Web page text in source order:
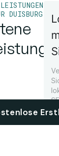
DUISBURG
us